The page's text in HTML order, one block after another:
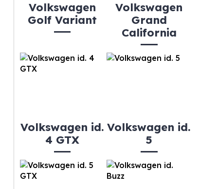
Volkswagen
Golf Variant
Volkswagen
Grand
California
Volkswagen id.
4 GTX
Volkswagen id.
5